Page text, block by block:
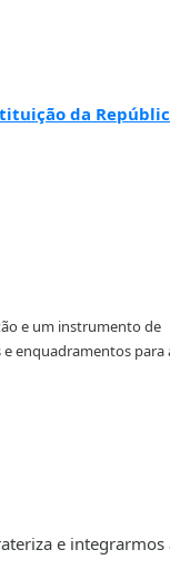
da
e um instrumento de
enquadramentos para
e integrarmos